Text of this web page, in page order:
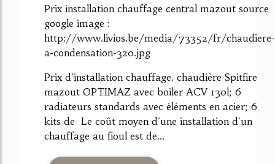
Prix installation chauffage central mazout source
google image :
http://www.livios.be/media/73352/fr/chaudiere-
a-condensation-320.jpg
Prix d'installation chauffage. chaudière Spitfire
mazout OPTIMAZ avec boiler ACV 130l; 6
radiateurs standards avec éléments en acier; 6
kits de Le coût moyen d'une installation d'un
chauffage au fioul est de...